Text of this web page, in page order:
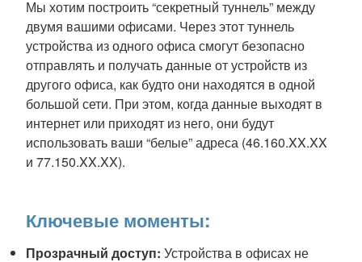
Мы хотим построить “секретный туннель” между
двумя вашими офисами. Через этот туннель
устройства из одного офиса смогут безопасно
отправлять и получать данные от устройств из
другого офиса, как будто они находятся в одной
большой сети. При этом, когда данные выходят в
интернет или приходят из него, они будут
использовать ваши “белые” адреса (46.160.XX.XX
и 77.150.XX.XX).
Ключевые моменты:
Прозрачный доступ: Устройства в офисах не